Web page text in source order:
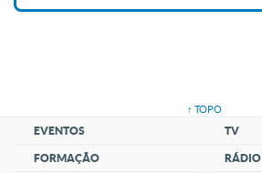
↑ TOPO
EVENTOS
FORMAÇÃO
TV
RÁDIO